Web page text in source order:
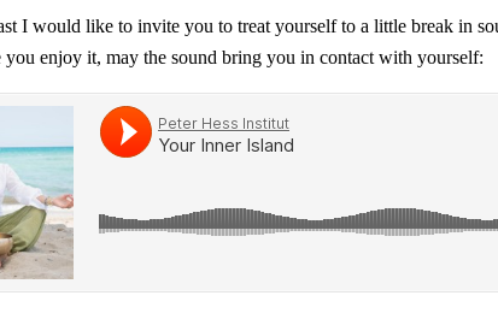
I would like to invite you to treat yourself to a little break in
you enjoy it, may the sound bring you in contact with yourself: